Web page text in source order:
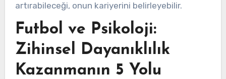
artırabileceği, onun kariyerini belirleyebilir.
Futbol ve Psikoloji:
Zihinsel Dayanıklılık
Kazanmanın 5 Yolu